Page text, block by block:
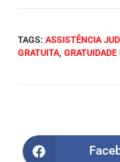
TAGS:ASSISTÊNCIA
GRATUITA,